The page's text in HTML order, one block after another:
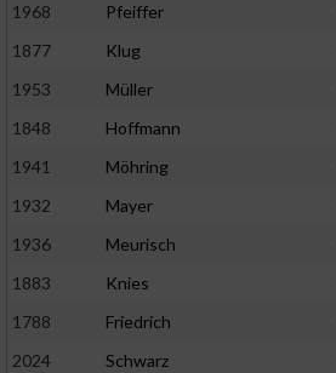
1968
Pfeiffer
1877
Klug
1953
Müller
1848
Hoffmann
1941
Möhring
1932
Mayer
1936
Meurisch
1883
Knies
1788
Friedrich
2024
Schwarz